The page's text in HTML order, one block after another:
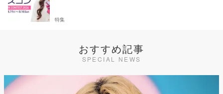
特集
おすすめ記事
SPECIAL NEWS